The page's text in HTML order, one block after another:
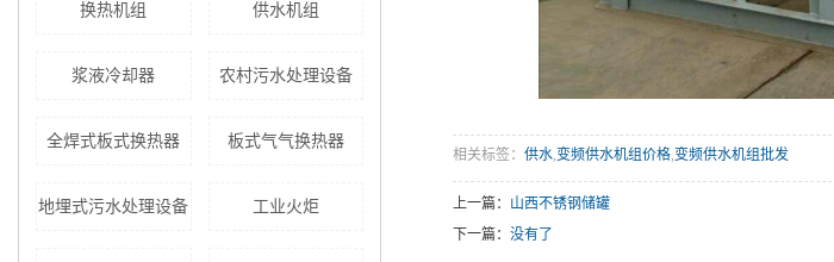
换热机组 供水机组
浆液冷却器 农村污水处理设备
全焊式板式换热器 板式气气换热器
地埋式污水处理设备 工业火炬
相关标签： 供水,变频供水机组价格,变频供水机组批发
上一篇： 山西不锈钢储罐
下一篇： 没有了